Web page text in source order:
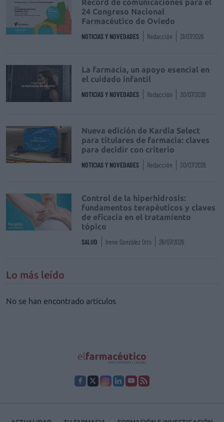
Récord de comunicaciones para el
24 Congreso Nacional
Farmacéutico de Oviedo
NOTICIAS Y NOVEDADES Redacción 31/07/2026
La farmacia, un apoyo esencial en
el cuidado infantil
NOTICIAS Y NOVEDADES Redacción 30/07/2026
Nueva edición de Kardia Select
para titulares de farmacia: claves
para decidir con criterio
NOTICIAS Y NOVEDADES Redacción 30/07/2026
Control de la hiperhidrosis:
fundamentos terapéuticos y claves
de eficacia en el tratamiento
tópico
SALUD Irene González Orts 28/07/2026
Lo más leído
No se han encontrado artículos